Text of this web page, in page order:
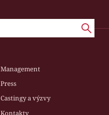
Management
Press
Castingy a výzvy
Kontakty